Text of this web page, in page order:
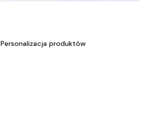
Personalizacja produktów